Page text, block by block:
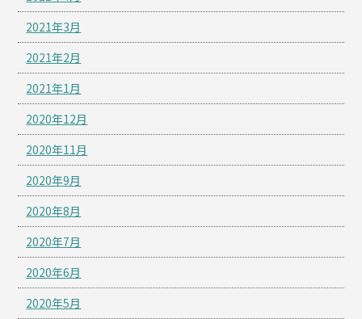
2021年3月
2021年2月
2021年1月
2020年12月
2020年11月
2020年9月
2020年8月
2020年7月
2020年6月
2020年5月